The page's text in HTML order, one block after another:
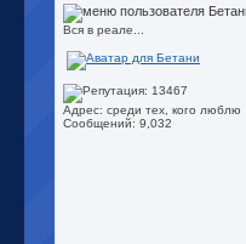
Вся в реале...
Адрес: среди тех, кого люблю
Сообщений: 9,032